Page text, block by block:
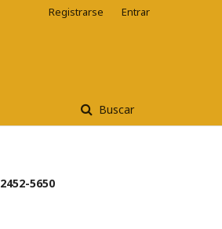
Buscar
Registrarse Entrar
2452-5650